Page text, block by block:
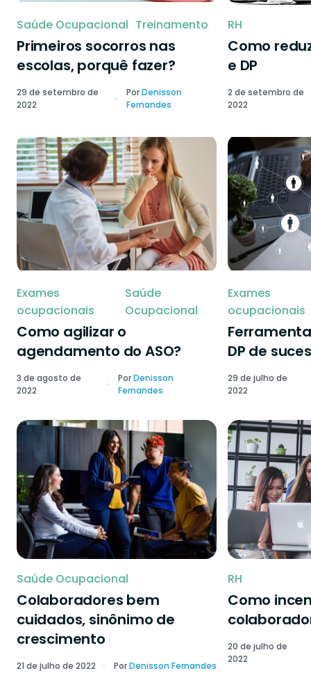
Saúde Ocupacional Treinamento
Primeiros socorros nas
escolas, porquê fazer?
29 de setembro de
2022
PorDenisson
Fernandes
RH
Como
e DP
2 de setembro de
2022
Exames
ocupacionais
Saúde
Ocupacional
Como agilizar o
agendamento do ASO?
3 de agosto de
2022
PorDenisson
Fernandes
Exames
ocupacionais
DP de
29 de julho de
2022
Saúde Ocupacional
Colaboradores bem
cuidados, sinônimo de
crescimento
21 de julho de 2022 PorDenisson Fernandes
RH
Como
20 de julho de
2022